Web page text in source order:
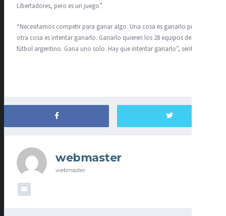
Libertadores, pero es un juego”.
“Necesitamos competir para ganar algo. Una cosa es ganarlo previo y
otra cosa es intentar ganarlo. Ganarlo quieren los 28 equipos del
fútbol argentino. Gana uno solo. Hay que intentar ganarlo”, sentenció.
webmaster
webmaster